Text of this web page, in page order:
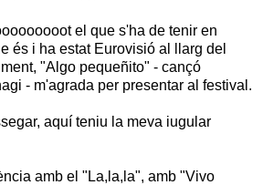
el que s'ha de tenir en
és i ha estat Eurovisió al llarg del
"Algo pequeñito" - cançó
- m'agrada per presentar al festival.
aquí teniu la meva iugular
amb el "La,la,la", amb "Vivo